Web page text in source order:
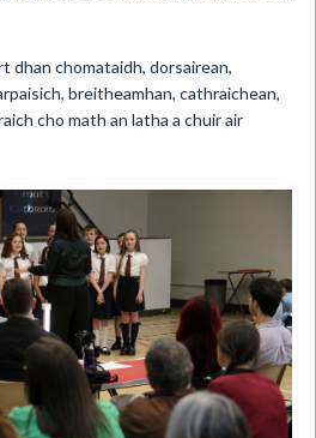
dhan chomataidh, dorsairean,
breitheamhan, cathraichean,
cho math an latha a chuir air